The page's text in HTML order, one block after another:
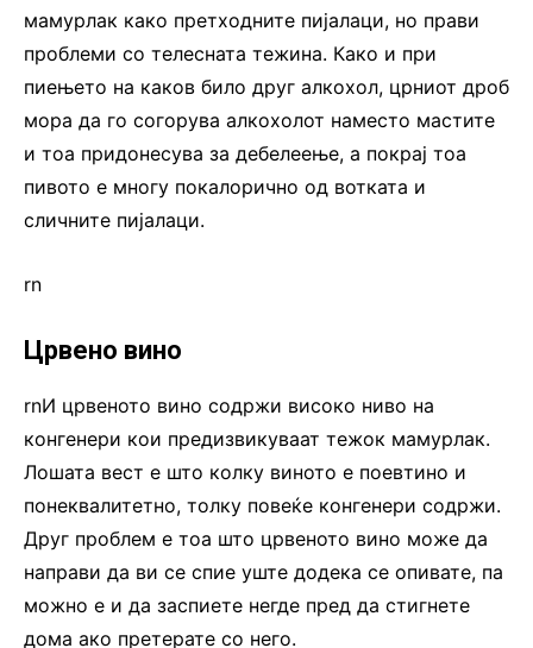
мамурлак како претходните пијалаци, но прави
проблеми со телесната тежина. Како и при
пиењето на каков било друг алкохол, црниот дроб
мора да го согорува алкохолот наместо мастите
и тоа придонесува за дебелеење, а покрај тоа
пивото е многу покалорично од вотката и
сличните пијалаци.
rn
Црвено вино
rnИ црвеното вино содржи високо ниво на
конгенери кои предизвикуваат тежок мамурлак.
Лошата вест е што колку виното е поевтино и
понеквалитетно, толку повеќе конгенери содржи.
Друг проблем е тоа што црвеното вино може да
направи да ви се спие уште додека се опивате, па
можно е и да заспиете негде пред да стигнете
дома ако претерате со него.